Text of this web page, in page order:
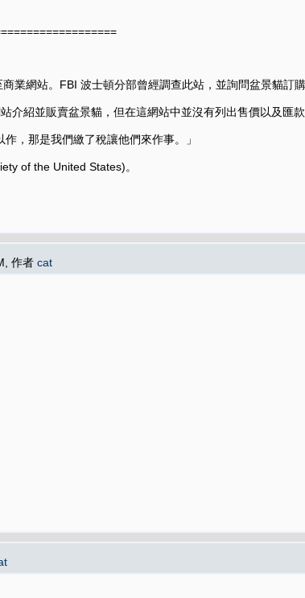
業網站。FBI 波士頓分部曾經調查此站，並詢問盆景貓訂
介紹並販賣盆景貓，但在這網站中並沒有列出售價以及匯
，那是我們繳了稅讓他們來作事。」
of the United States)。
作者 cat